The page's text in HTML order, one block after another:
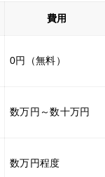
費用
0円（無料）
数万円～数十万円
数万円程度